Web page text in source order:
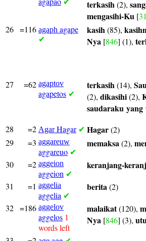
✔ terkasih(2),
mengasihi-Ku [
26 =116 agaph agape
✔
kasih(85),
Nya [846] (1),
27
=62 agaptov
agapetos ✔
terkasih(14),
(2), dikasihi(2),
saudaraku yang
28
=2 AgarHagar ✔ Hagar(2)
29
=3 aggareuw
aggareuo ✔
memaksa(2),
30 =2 aggeion
aggeion ✔
keranjang-
31 =1 aggelia
aggelia ✔
berita(2)
32 =186 aggelov
aggelos 1
words left
malaikat(120),
Nya [846] (3),